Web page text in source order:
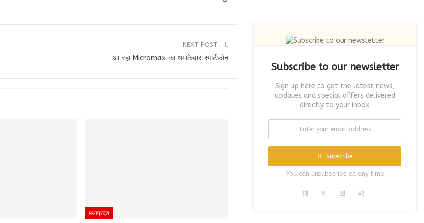
NEXT POST
आ रहा Micromax का धमाकेदार स्मार्टफोन
मध्यप्रदेश
Subscribe to our newsletter
Sign up here to get the latest news,
updates and special offers delivered
directly to your inbox.
Subscribe
You can unsubscribe at any time